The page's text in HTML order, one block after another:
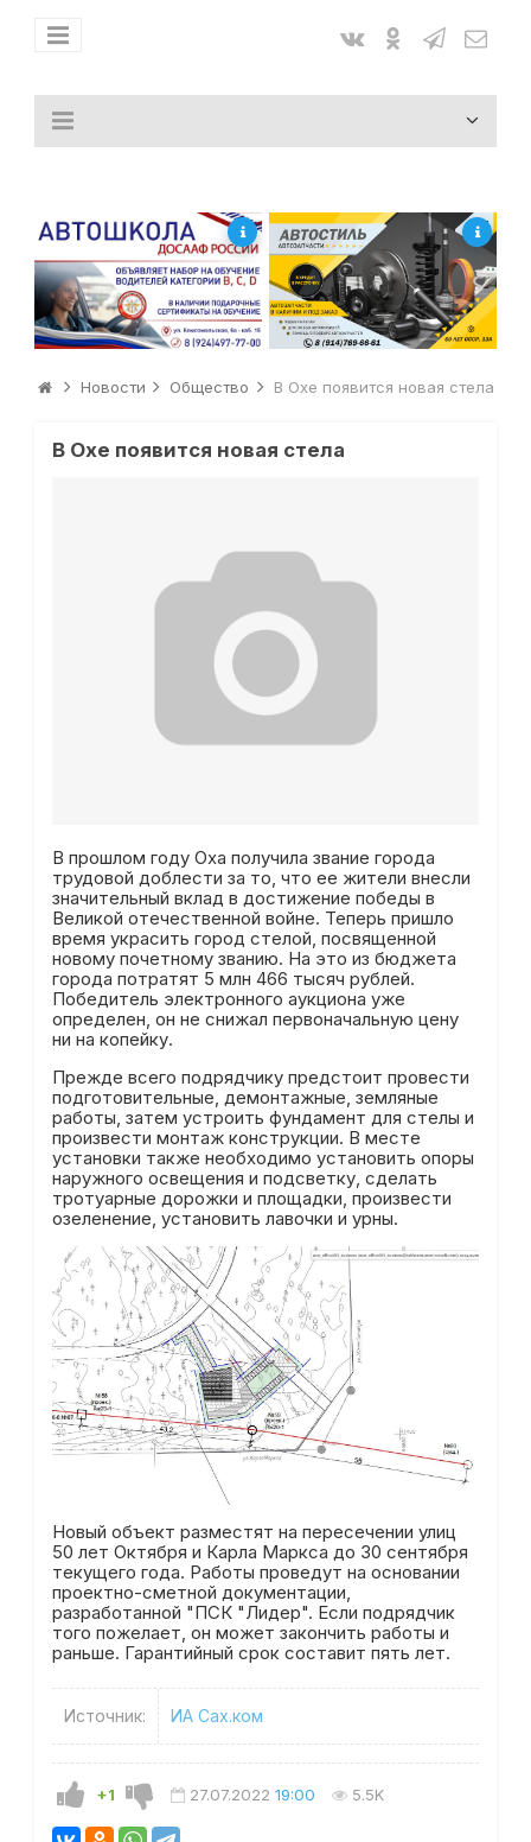
Новости Общество В Охе появится новая стела
В Охе появится новая стела
В прошлом году Оха получила звание города
трудовой доблести за то, что ее жители внесли
значительный вклад в достижение победы в
Великой отечественной войне. Теперь пришло
время украсить город стелой, посвященной
новому почетному званию. На это из бюджета
города потратят 5 млн 466 тысяч рублей.
Победитель электронного аукциона уже
определен, он не снижал первоначальную цену
ни на копейку.
Прежде всего подрядчику предстоит провести
подготовительные, демонтажные, земляные
работы, затем устроить фундамент для стелы и
произвести монтаж конструкции. В месте
установки также необходимо установить опоры
наружного освещения и подсветку, сделать
тротуарные дорожки и площадки, произвести
озеленение, установить лавочки и урны.
Новый объект разместят на пересечении улиц
50 лет Октября и Карла Маркса до 30 сентября
текущего года. Работы проведут на основании
проектно-сметной документации,
разработанной "ПСК "Лидер". Если подрядчик
того пожелает, он может закончить работы и
раньше. Гарантийный срок составит пять лет.
Источник: ИА Сах.ком
+1 27.07.2022 19:00 5.5K